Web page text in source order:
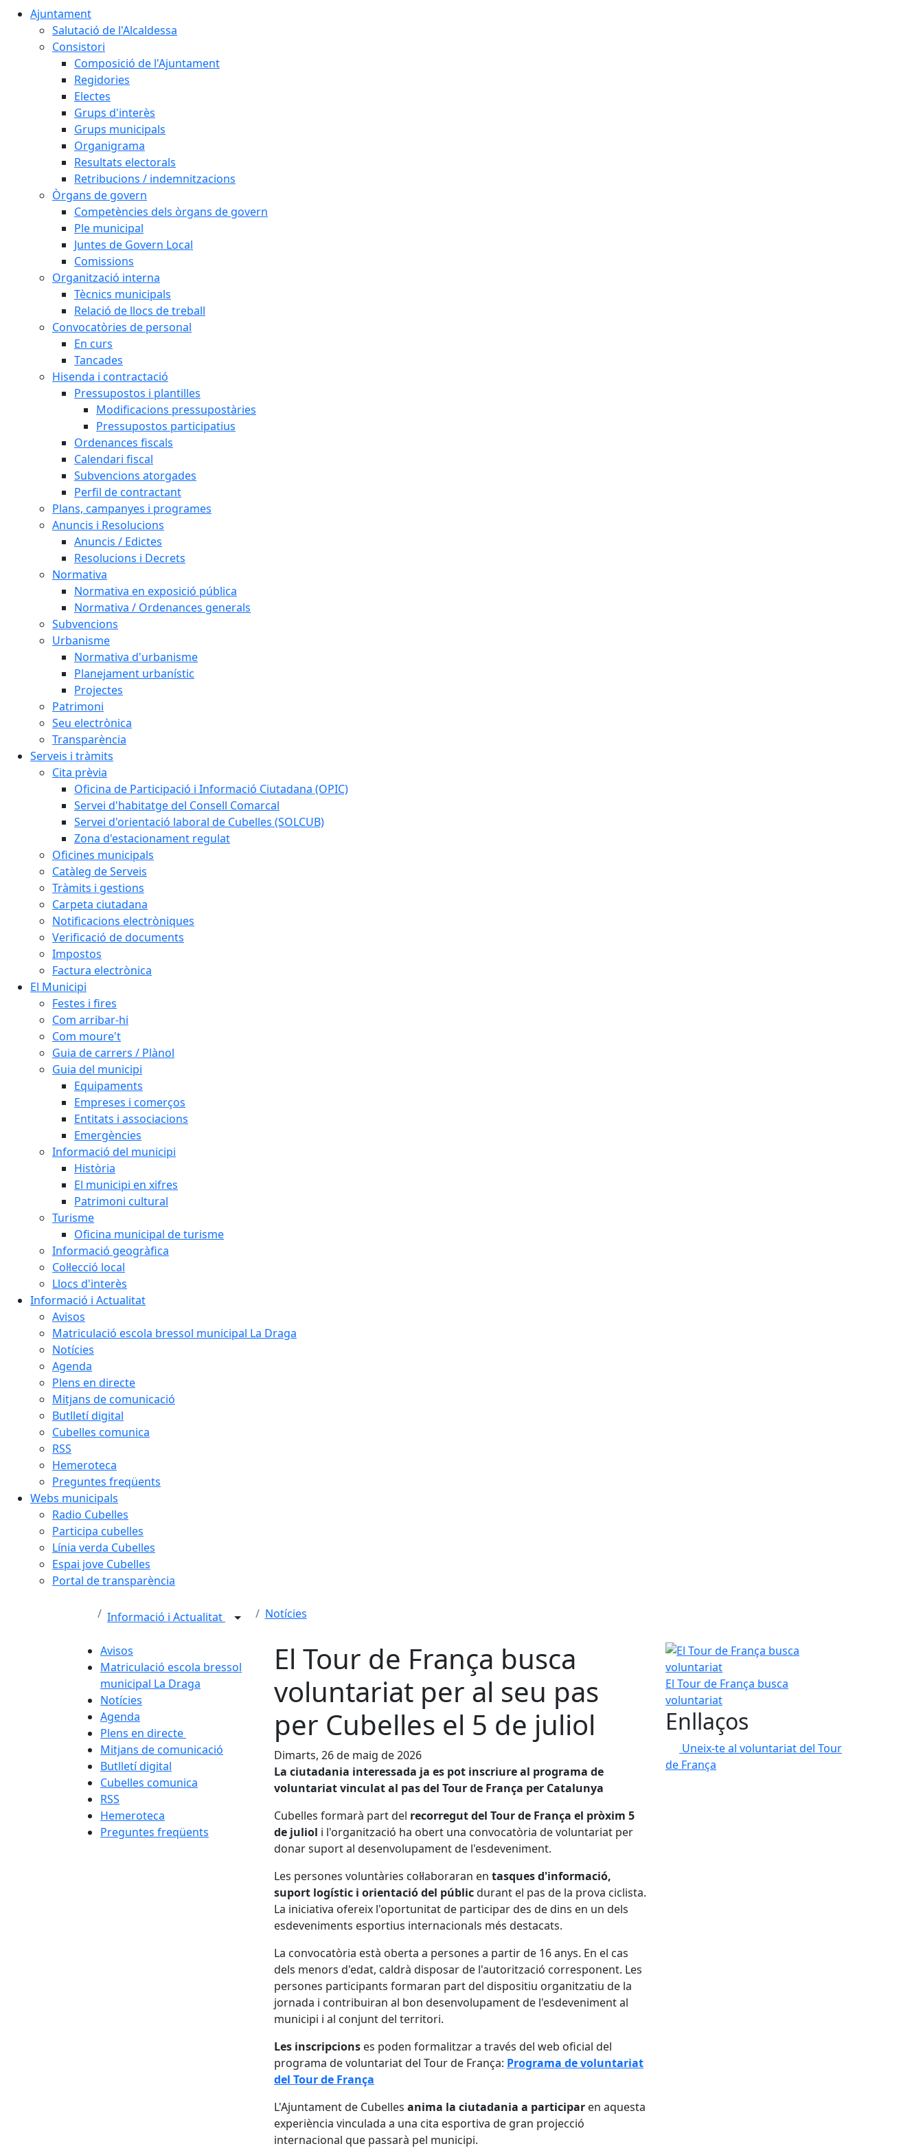
Ajuntament
Salutació de l'Alcaldessa
Consistori
Composició de l'Ajuntament
Regidories
Electes
Grups d'interès
Grups municipals
Organigrama
Resultats electorals
Retribucions / indemnitzacions
Òrgans de govern
Competències dels òrgans de govern
Ple municipal
Juntes de Govern Local
Comissions
Organització interna
Tècnics municipals
Relació de llocs de treball
Convocatòries de personal
En curs
Tancades
Hisenda i contractació
Pressupostos i plantilles
Modificacions pressupostàries
Pressupostos participatius
Ordenances fiscals
Calendari fiscal
Subvencions atorgades
Perfil de contractant
Plans, campanyes i programes
Anuncis i Resolucions
Anuncis / Edictes
Resolucions i Decrets
Normativa
Normativa en exposició pública
Normativa / Ordenances generals
Subvencions
Urbanisme
Normativa d'urbanisme
Planejament urbanístic
Projectes
Patrimoni
Seu electrònica
Transparència
Serveis i tràmits
Cita prèvia
Oficina de Participació i Informació Ciutadana (OPIC)
Servei d'habitatge del Consell Comarcal
Servei d'orientació laboral de Cubelles (SOLCUB)
Zona d'estacionament regulat
Oficines municipals
Catàleg de Serveis
Tràmits i gestions
Carpeta ciutadana
Notificacions electròniques
Verificació de documents
Impostos
Factura electrònica
El Municipi
Festes i fires
Com arribar-hi
Com moure't
Guia de carrers / Plànol
Guia del municipi
Equipaments
Empreses i comerços
Entitats i associacions
Emergències
Informació del municipi
Història
El municipi en xifres
Patrimoni cultural
Turisme
Oficina municipal de turisme
Informació geogràfica
Col·lecció local
Llocs d'interès
Informació i Actualitat
Avisos
Matriculació escola bressol municipal La Draga
Notícies
Agenda
Plens en directe
Mitjans de comunicació
Butlletí digital
Cubelles comunica
RSS
Hemeroteca
Preguntes freqüents
Webs municipals
Radio Cubelles
Participa cubelles
Línia verda Cubelles
Espai jove Cubelles
Portal de transparència
Informació i Actualitat Notícies
Avisos
Matriculació escola bressol
municipal La Draga
Notícies
Agenda
Plens en directe
Mitjans de comunicació
Butlletí digital
Cubelles comunica
RSS
Hemeroteca
Preguntes freqüents
El Tour de França busca
voluntariat per al seu pas
per Cubelles el 5 de juliol
Dimarts, 26 de maig de 2026
La ciutadania interessada ja es pot inscriure al programa de
voluntariat vinculat al pas del Tour de França per Catalunya
Cubelles formarà part del recorregut del Tour de França el pròxim 5
de juliol i l'organització ha obert una convocatòria de voluntariat per
donar suport al desenvolupament de l'esdeveniment.
Les persones voluntàries col·laboraran en tasques d'informació,
suport logístic i orientació del públicdurant el pas de la prova ciclista.
La iniciativa ofereix l'oportunitat de participar des de dins en un dels
esdeveniments esportius internacionals més destacats.
La convocatòria està oberta a persones a partir de 16 anys. En el cas
dels menors d'edat, caldrà disposar de l'autorització corresponent. Les
persones participants formaran part del dispositiu organitzatiu de la
jornada i contribuiran al bon desenvolupament de l'esdeveniment al
municipi i al conjunt del territori.
Les inscripcions es poden formalitzar a través del web oficial del
programa de voluntariat del Tour de França: Programa de voluntariat
del Tour de França
L'Ajuntament de Cubelles anima la ciutadania a participar en aquesta
experiència vinculada a una cita esportiva de gran projecció
internacional que passarà pel municipi.
El Tour de França busca voluntariat
El Tour de França busca
voluntariat
Enllaços
Uneix-te al voluntariat del Tour
de França